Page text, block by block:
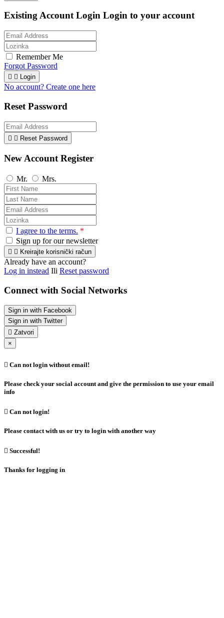
Existing Account Login Login to your account
Remember Me
Forgot Password
  Login
No account? Create one here
Reset Password
  Reset Password
New Account Register
Mr. Mrs.
I agree to the terms. *
Sign up for our newsletter
  Kreirajte korisnički račun
Already have an account?
Log in instead Ili Reset password
Connect with Social Networks
Sign in with Facebook
Sign in with Twitter
 Zatvori
×
 Can not login without email!
Please check your social account and give the permission to use your email
info
 Can not login!
Please contact with us or try to login with another way
 Successful!
Thanks for logging in